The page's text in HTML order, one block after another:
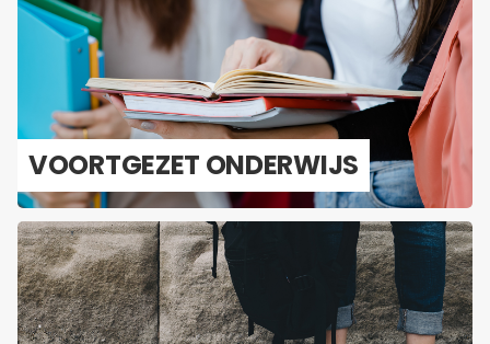
VOORT­GE­ZET ON­DER­WIJS